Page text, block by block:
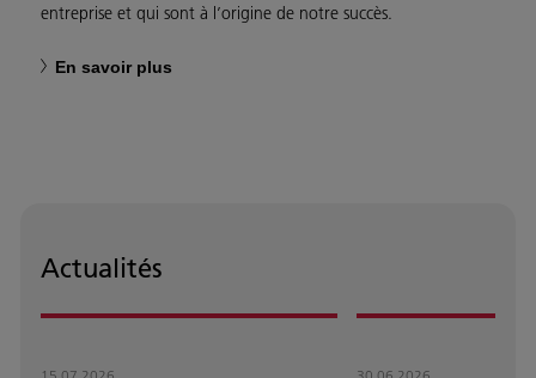
entreprise et qui sont à l’origine de notre succès.
En savoir plus
Actualités